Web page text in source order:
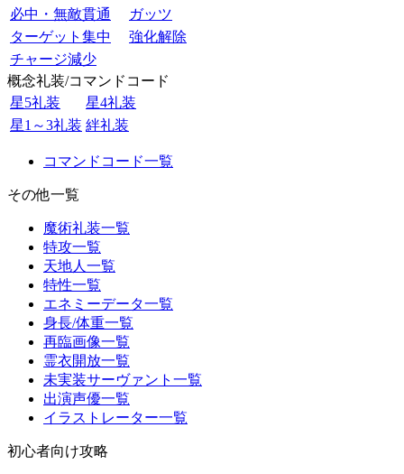
必中・無敵貫通
ガッツ
ターゲット集中
強化解除
チャージ減少
概念礼装/コマンドコード
星5礼装
星4礼装
星1～3礼装 絆礼装
コマンドコード一覧
その他一覧
魔術礼装一覧
特攻一覧
天地人一覧
特性一覧
エネミーデータ一覧
身長/体重一覧
再臨画像一覧
霊衣開放一覧
未実装サーヴァント一覧
出演声優一覧
イラストレーター一覧
初心者向け攻略